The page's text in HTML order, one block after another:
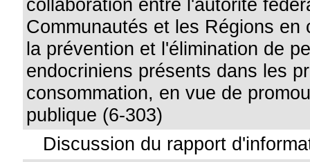
collaboration entre l'autorité
Communautés et les Régions en
la prévention et l'élimination de
endocriniens présents dans les
consommation, en vue de
publique (6-303)
Discussion du rapport